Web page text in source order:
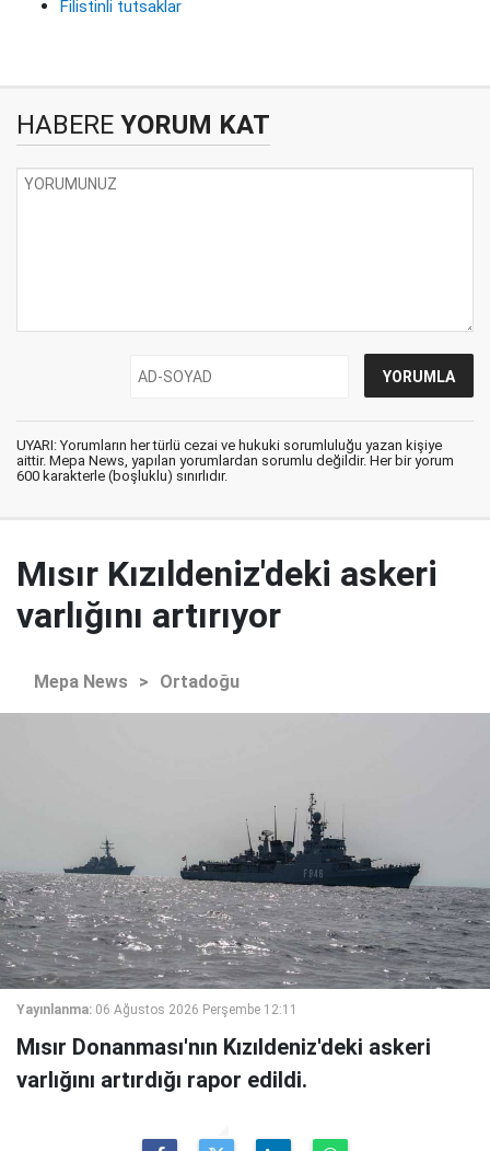
Filistinli tutsaklar
HABERE YORUM KAT
UYARI: Yorumların her türlü cezai ve hukuki sorumluluğu yazan kişiye
aittir. Mepa News, yapılan yorumlardan sorumlu değildir. Her bir yorum
600 karakterle (boşluklu) sınırlıdır.
Mısır Kızıldeniz'deki askeri
varlığını artırıyor
Mepa News > Ortadoğu
Yayınlanma: 06 Ağustos 2026 Perşembe 12:11
Mısır Donanması'nın Kızıldeniz'deki askeri
varlığını artırdığı rapor edildi.